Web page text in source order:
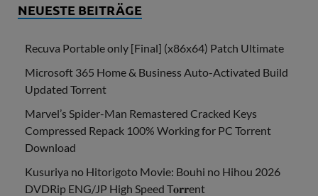
NEUESTE BEITRÄGE
Recuva Portable only [Final] (x86x64) Patch Ultimate
Microsoft 365 Home & Business Auto-Activated Build
Updated Torrent
Marvel’s Spider-Man Remastered Cracked Keys
Compressed Repack 100% Working for PC Torrent
Download
Kusuriya no Hitorigoto Movie: Bouhi no Hihou 2026
DVDRip ENG/JP High Speed T𝐨𝐫𝐫ent